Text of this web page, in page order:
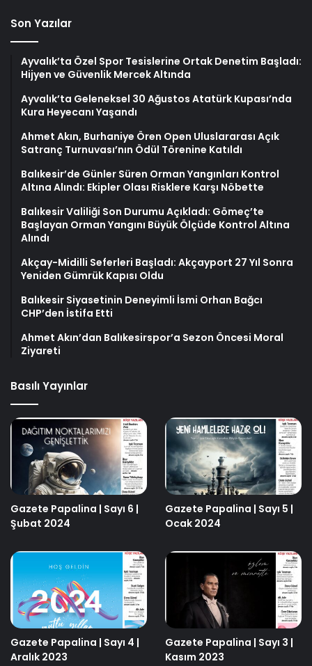
Son Yazılar
Ayvalık’ta Özel Spor Tesislerine Ortak Denetim Başladı:
Hijyen ve Güvenlik Mercek Altında
Ayvalık’ta Geleneksel 30 Ağustos Atatürk Kupası’nda
Kura Heyecanı Yaşandı
Ahmet Akın, Burhaniye Ören Open Uluslararası Açık
Satranç Turnuvası’nın Ödül Törenine Katıldı
Balıkesir’de Günler Süren Orman Yangınları Kontrol
Altına Alındı: Ekipler Olası Risklere Karşı Nöbette
Balıkesir Valiliği Son Durumu Açıkladı: Gömeç’te
Başlayan Orman Yangını Büyük Ölçüde Kontrol Altına
Alındı
Akçay-Midilli Seferleri Başladı: Akçayport 27 Yıl Sonra
Yeniden Gümrük Kapısı Oldu
Balıkesir Siyasetinin Deneyimli İsmi Orhan Bağcı
CHP’den İstifa Etti
Ahmet Akın’dan Balıkesirspor’a Sezon Öncesi Moral
Ziyareti
Basılı Yayınlar
Gazete Papalina | Sayı 6 |
Şubat 2024
Gazete Papalina | Sayı 5 |
Ocak 2024
Gazete Papalina | Sayı 4 |
Aralık 2023
Gazete Papalina | Sayı 3 |
Kasım 2023